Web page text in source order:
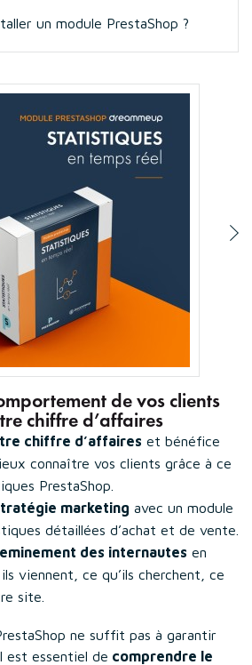
un module PrestaShop ?
de vos clients
chiffre d’affaires
chiffre d’affaires et bénéfice
connaître vos clients grâce à ce
PrestaShop.
marketing avec un module
détaillées d’achat et de vente.
des internautes en
viennent, ce qu’ils cherchent, ce
site.
ne suffit pas à garantir
est essentiel de comprendre le